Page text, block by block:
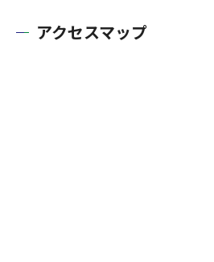
アクセスマップ